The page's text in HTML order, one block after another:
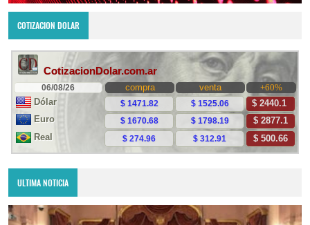
COTIZACION DOLAR
ULTIMA NOTICIA